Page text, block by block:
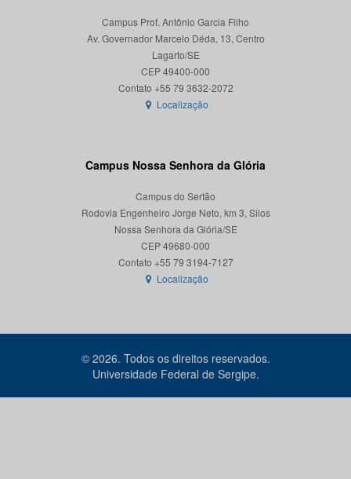
Campus Prof. Antônio Garcia Filho
Av. Governador Marcelo Déda, 13, Centro
Lagarto/SE
CEP 49400-000
Localização
Campus Nossa Senhora da Glória
Campus do Sertão
Rodovia Engenheiro Jorge Neto, km 3, Silos
Nossa Senhora da Glória/SE
CEP 49680-000
Contato +55 79 3194-7127
Localização
© 2026. Todos os direitos reservados.
Universidade Federal de Sergipe.